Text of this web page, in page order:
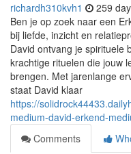
richardh310kvh1 259
Ben je op zoek naar een
bij liefde, inzicht en
David ontvang je spirituele
krachtige rituelen die jouw
brengen. Met jarenlange
staat David klaar
https://
medium-david-erkend-
Comments